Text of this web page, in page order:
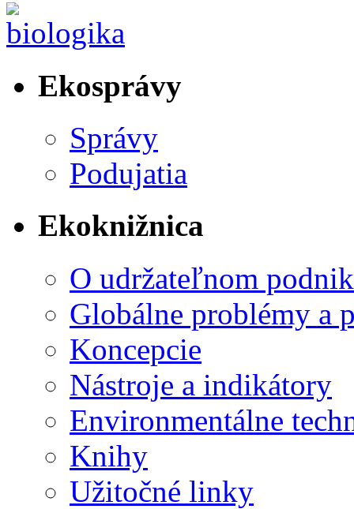
Ekosprávy
Správy
Podujatia
Ekoknižnica
O udržateľnom
Globálne problémy a
Koncepcie
Nástroje a indikátory
Environmentálne
Knihy
Užitočné linky